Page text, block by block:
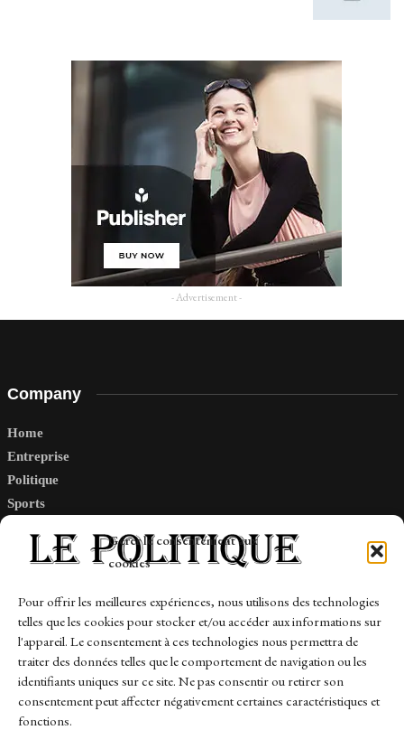
Gérer le consentement aux
cookies
Pour offrir les meilleures expériences, nous utilisons des technologies
telles que les cookies pour stocker et/ou accéder aux informations sur
l'appareil. Le consentement à ces technologies nous permettra de
traiter des données telles que le comportement de navigation ou les
identifiants uniques sur ce site. Ne pas consentir ou retirer son
consentement peut affecter négativement certaines caractéristiques et
fonctions.
- Advertisement -
Company
Home
Entreprise
Politique
Sports
Links
Contact
Sitemap